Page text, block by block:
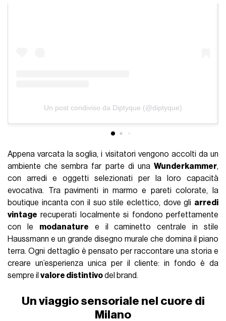
Un post condiviso da Diptyque (@diptyque)
Appena varcata la soglia, i visitatori vengono accolti da un
ambiente che sembra far parte di una Wunderkammer,
con arredi e oggetti selezionati per la loro capacità
evocativa. Tra pavimenti in marmo e pareti colorate, la
boutique incanta con il suo stile eclettico, dove gli arredi
vintage recuperati localmente si fondono perfettamente
con le modanature e il caminetto centrale in stile
Haussmann e un grande disegno murale che domina il piano
terra. Ogni dettaglio è pensato per raccontare una storia e
creare un’esperienza unica per il cliente: in fondo è da
sempre ilvalore distintivodel brand.
Un viaggio sensoriale nel cuore di
Milano